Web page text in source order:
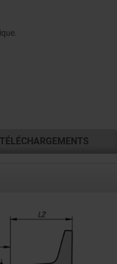
TÉLÉCHARGEMENTS